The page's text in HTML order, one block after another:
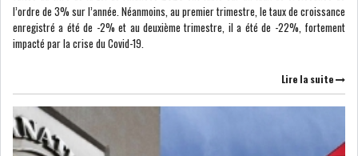
INTERVIEWS
TUSTEX PLUS
l’ordre de 3% sur l’année. Néanmoins, au premier trimestre, le taux de croissance
enregistré a été de -2% et au deuxième trimestre, il a été de -22%, fortement
impacté par la crise du Covid-19.
Lire la suite